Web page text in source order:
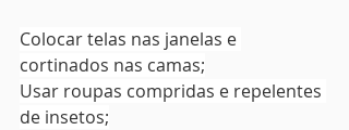
Colocar telas nas janelas e
cortinados nas camas;
Usar roupas compridas e repelentes
de insetos;